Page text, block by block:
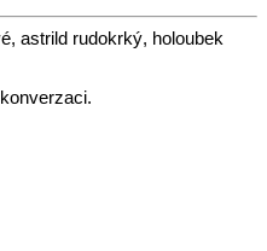
astrild rudokrký, holoubek